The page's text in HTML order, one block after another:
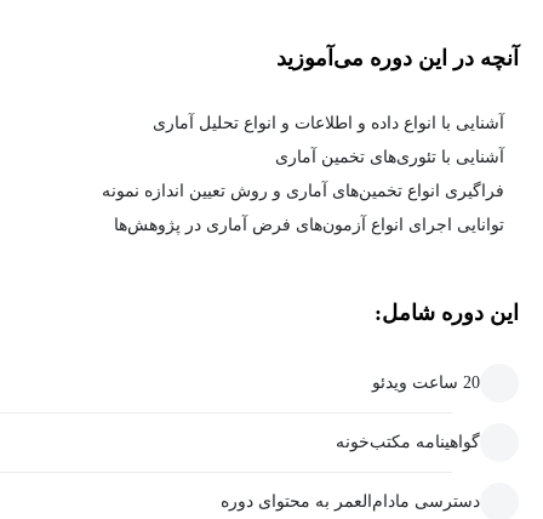
آنچه در این دوره می‌آموزید
آشنایی با انواع داده و اطلاعات و انواع تحلیل آماری
آشنایی با تئوری‌های تخمین آماری
فراگیری انواع تخمین‌های آماری و روش تعیین اندازه نمونه
توانایی اجرای انواع آزمون‌های فرض آماری در پژوهش‌ها
این دوره شامل:
20 ساعت ویدئو
گواهینامه مکتب‌خونه
دسترسی مادام‌العمر به محتوای دوره